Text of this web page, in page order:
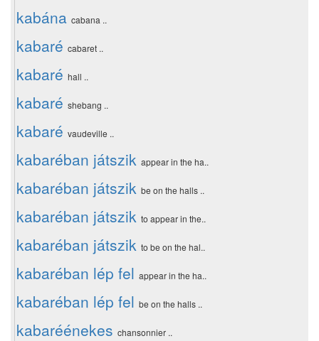
kabána cabana ..
kabaré cabaret ..
kabaré hall ..
kabaré shebang ..
kabaré vaudeville ..
kabaréban játszik appear in the ha..
kabaréban játszik be on the halls ..
kabaréban játszik to appear in the..
kabaréban játszik to be on the hal..
kabaréban lép fel appear in the ha..
kabaréban lép fel be on the halls ..
kabaréénekes chansonnier ..